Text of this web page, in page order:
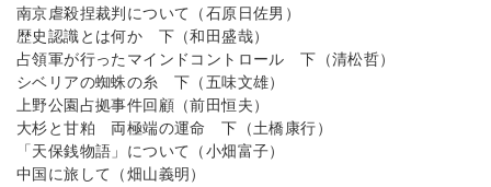
南京虐殺捏裁判について（石原日佐男）
歴史認識とは何か 下（和田盛哉）
占領軍が行ったマインドコントロール 下（清松哲）
シベリアの蜘蛛の糸 下（五味文雄）
上野公園占拠事件回顧（前田恒夫）
大杉と甘粕 両極端の運命 下（土橋康行）
「天保銭物語」について（小畑富子）
中国に旅して（畑山義明）